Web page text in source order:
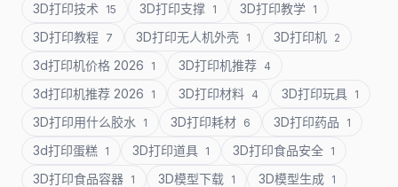
3D打印技术 15 3D打印支撑 1 3D打印教学 1
3D打印教程 7 3D打印无人机外壳 1 3D打印机 2
3d打印机价格 2026 1 3D打印机推荐 4
3d打印机推荐 2026 1 3D打印材料 4 3D打印玩具 1
3D打印用什么胶水 1 3D打印耗材 6 3D打印药品 1
3d打印蛋糕 1 3D打印道具 1 3D打印食品安全 1
3D打印食品容器 1 3D模型下载 1 3D模型生成 1